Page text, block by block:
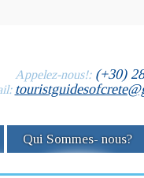
Appelez-nous!:(+30)
Qui Sommes- nous?